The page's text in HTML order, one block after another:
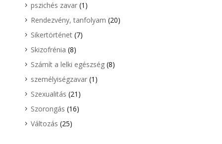
pszichés zavar(1)
Rendezvény, tanfolyam (20)
Sikertörténet(7)
Skizofrénia (8)
Számít a lelki egészség(8)
személyiségzavar(1)
Szexualitás (21)
Szorongás (16)
Változás (25)